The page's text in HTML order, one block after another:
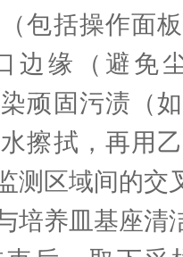
包括操作面
边缘（避免
顽固污渍（
擦拭，再用
测区域间的交
养皿基座清